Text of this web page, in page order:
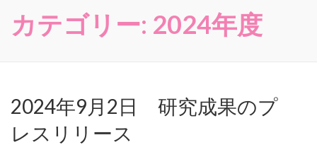
カテゴリー: 2024年度
2024年9月2日 研究成果のプ
レスリリース